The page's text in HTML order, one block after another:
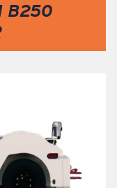
B250